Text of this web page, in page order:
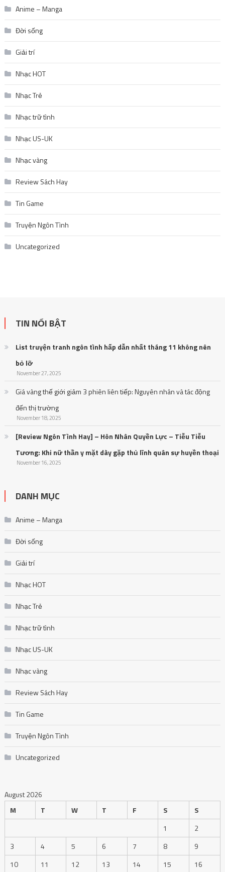
Anime – Manga
Đời sống
Giải trí
Nhạc HOT
Nhạc Trẻ
Nhạc trữ tình
Nhạc US-UK
Nhạc vàng
Review Sách Hay
Tin Game
Truyện Ngôn Tình
Uncategorized
TIN NỔI BẬT
List truyện tranh ngôn tình hấp dẫn nhất tháng 11 không nên
bỏ lỡ
November 27, 2025
Giá vàng thế giới giảm 3 phiên liên tiếp: Nguyên nhân và tác động
đến thị trường
November 18, 2025
[Review Ngôn Tình Hay] – Hôn Nhân Quyền Lực – Tiễu Tiễu
Tương: Khi nữ thần y mặt dày gặp thủ lĩnh quân sự huyền thoại
November 16, 2025
DANH MỤC
Anime – Manga
Đời sống
Giải trí
Nhạc HOT
Nhạc Trẻ
Nhạc trữ tình
Nhạc US-UK
Nhạc vàng
Review Sách Hay
Tin Game
Truyện Ngôn Tình
Uncategorized
August 2026
M
T W T F S
S
1
2
3
4 5 6 7 8
9
10
11 12 13 14 15 16